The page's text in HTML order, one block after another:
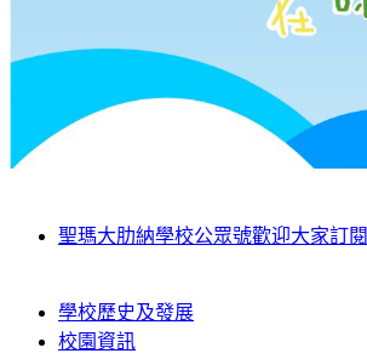
聖瑪大肋納學校公眾號歡迎大家訂閱
學校歷史及發展
校園資訊